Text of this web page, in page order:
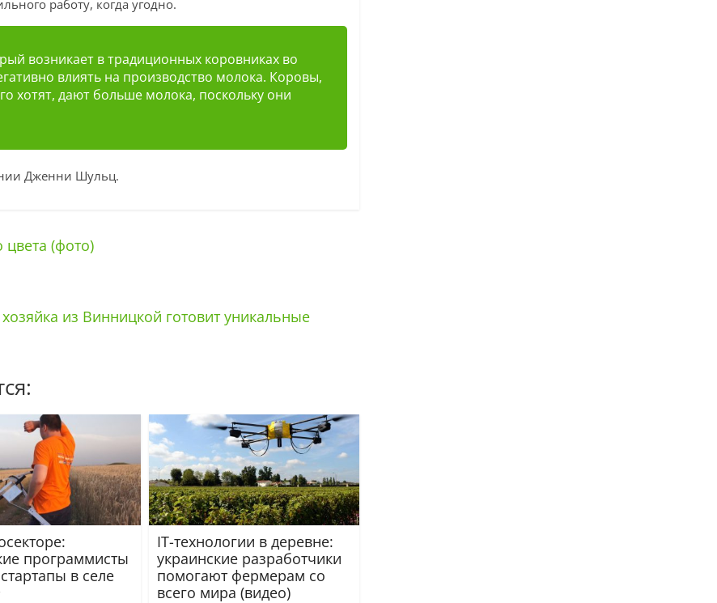
работу, когда угодно.
возникает в традиционных коровниках во
влиять на производство молока. Коровы,
хотят, дают больше молока, поскольку они
Дженни Шульц.
(фото)
из Винницкой готовит уникальные
программисты
в селе
IT-технологии в деревне:
украинские разработчики
помогают фермерам со
всего мира (видео)